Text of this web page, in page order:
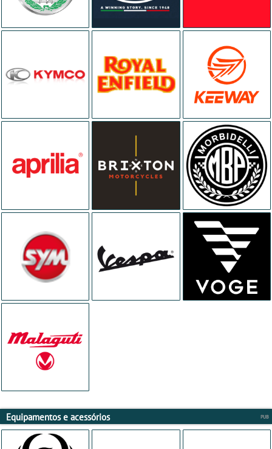
Equipamentos e acessórios